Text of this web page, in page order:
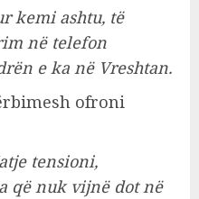
kemi ashtu, të
në telefon
e ka në Vreshtan.
ofroni
tensioni,
që nuk vijnë dot në